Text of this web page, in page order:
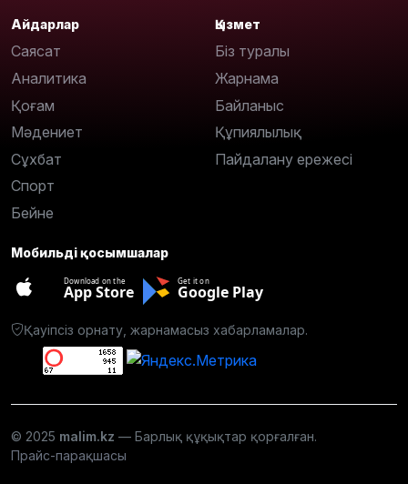
Айдарлар
Саясат
Аналитика
Қоғам
Мәдениет
Сұхбат
Спорт
Бейне
Қызмет
Біз туралы
Жарнама
Байланыс
Құпиялылық
Пайдалану ережесі
Мобильді қосымшалар
Download on the
App Store
Get it on
Google Play
Қауіпсіз орнату, жарнамасыз хабарламалар.
© 2025 malim.kz — Барлық құқықтар қорғалған.
Прайс-парақшасы